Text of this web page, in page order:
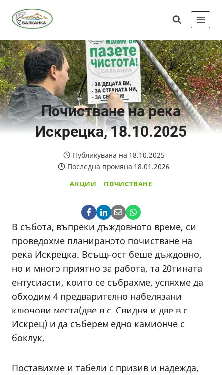
Почистване на река
Искрецка, 18.10.2025
Публикувана на 18.10.2025
Последна промяна 18.01.2026
АКЦИИ | ПОЧИСТВАНЕ
В събота, въпреки дъждовното време, си
проведохме планираното почистване на
река Искрецка. Всъщност беше дъждовно,
но и много приятно за работа, та 20тината
ентусиасти, които се събрахме, успяхме да
обходим 4 предварително набелязани
ключови места(две в с. Свидня и две в с.
Искрец) и да съберем едно камионче с
боклук.
Поставихме и табели с призив и надежда,